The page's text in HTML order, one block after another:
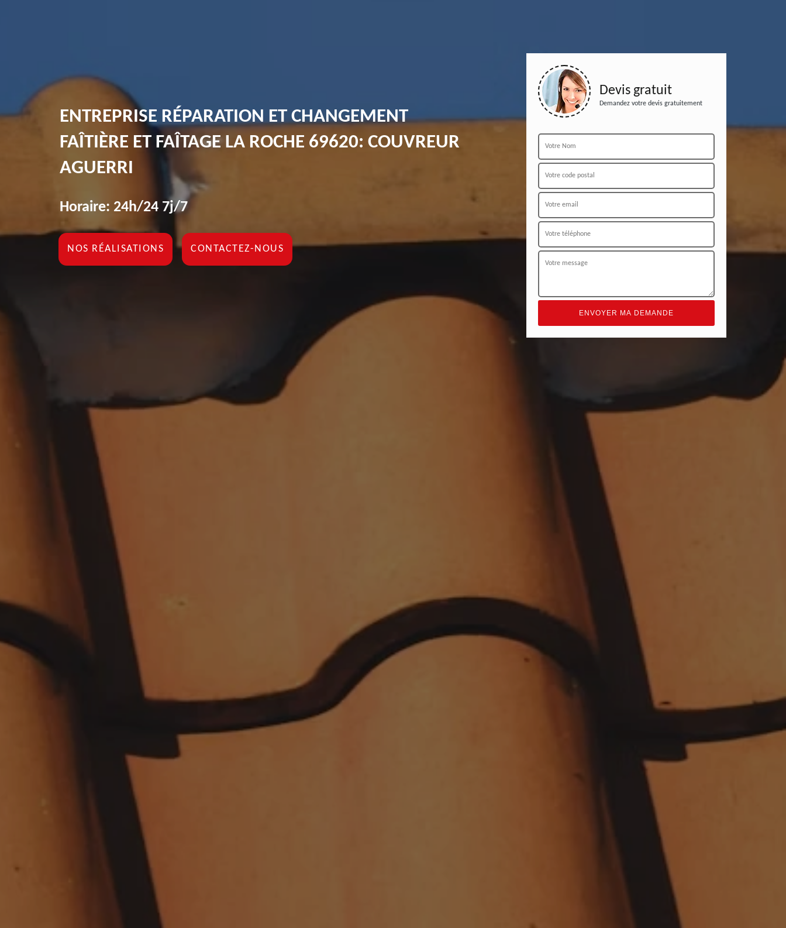
ENTREPRISE RÉPARATION ET CHANGEMENT
FAÎTIÈRE ET FAÎTAGE LA ROCHE 69620: COUVREUR
AGUERRI
Horaire: 24h/24 7j/7
NOS RÉALISATIONS CONTACTEZ-NOUS
Devis gratuit
Demandez votre devis gratuitement